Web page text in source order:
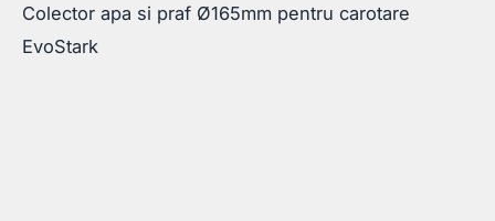
Colector apa si praf Ø165mm pentru carotare
EvoStark